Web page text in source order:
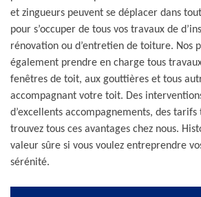
et zingueurs peuvent se déplacer dans
pour s’occuper de tous vos travaux de
rénovation ou d’entretien de toiture. Nos
également prendre en charge tous
fenêtres de toit, aux gouttières et tous
accompagnant votre toit. Des
d’excellents accompagnements, des tarifs
trouvez tous ces avantages chez nous.
valeur sûre si vous voulez entreprendre
sérénité.